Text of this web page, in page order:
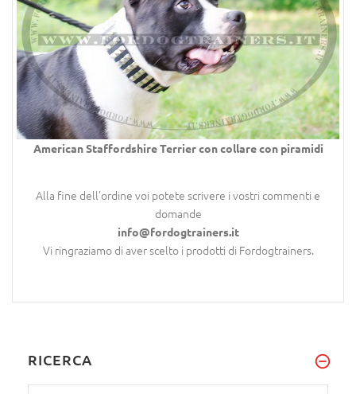
American Staffordshire Terrier con collare con piramidi
Alla fine dell’ordine voi potete scrivere i vostri commenti e
domande
info@fordogtrainers.it
Vi ringraziamo di aver scelto i prodotti di Fordogtrainers.
RICERCA